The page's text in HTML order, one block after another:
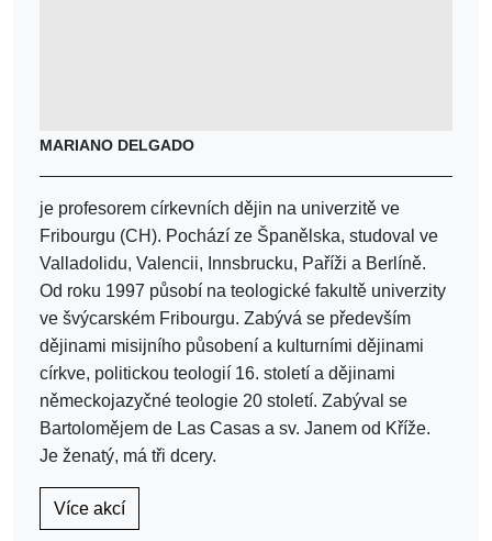
MARIANO DELGADO
je profesorem církevních dějin na univerzitě ve
Fribourgu (CH). Pochází ze Španělska, studoval ve
Valladolidu, Valencii, Innsbrucku, Paříži a Berlíně.
Od roku 1997 působí na teologické fakultě univerzity
ve švýcarském Fribourgu. Zabývá se především
dějinami misijního působení a kulturními dějinami
církve, politickou teologií 16. století a dějinami
německojazyčné teologie 20 století. Zabýval se
Bartolomějem de Las Casas a sv. Janem od Kříže.
Je ženatý, má tři dcery.
Více akcí